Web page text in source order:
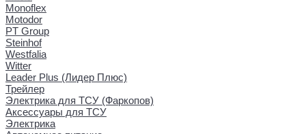
Monoflex
Motodor
PT Group
Steinhof
Westfalia
Witter
Leader Plus (Лидер Плюс)
Трейлер
Электрика для ТСУ (Фаркопов)
Аксессуары для ТСУ
Электрика